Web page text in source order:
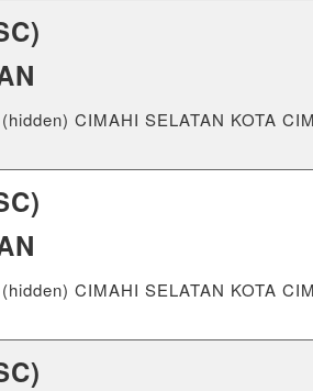
CIMAHI SELATAN KOTA
CIMAHI SELATAN KOTA